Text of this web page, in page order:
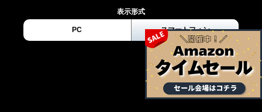
表示形式
PC スマートフォン